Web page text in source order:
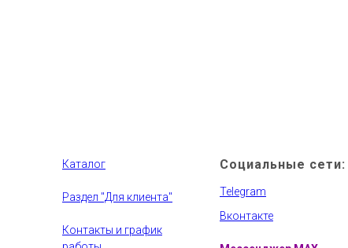
Каталог
Раздел "Для клиента"
Контакты и график
Социальные сети:
Telegram
Вконтакте